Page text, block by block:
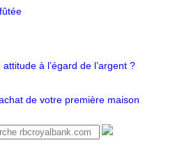
à l’égard de l’argent ?
de votre première maison